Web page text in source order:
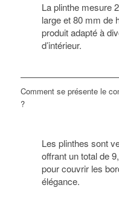
La plinthe mesure
large et 80 mm de
produit adapté à
d’intérieur.
Comment se présente le
?
Les plinthes sont
offrant un total de
pour couvrir les
élégance.